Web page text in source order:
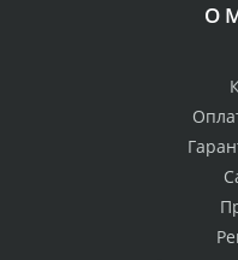
О